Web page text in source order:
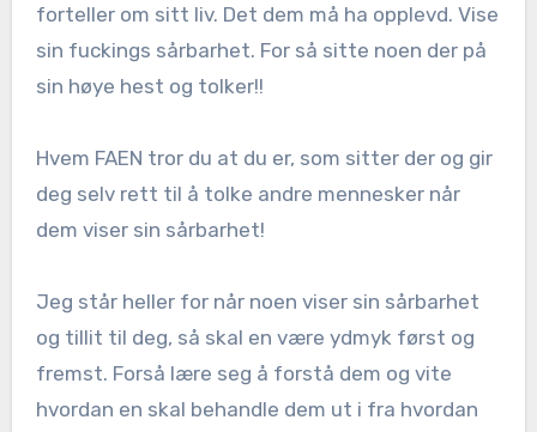
forteller om sitt liv. Det dem må ha opplevd. Vise
sin fuckings sårbarhet. For så sitte noen der på
sin høye hest og tolker!!
Hvem FAEN tror du at du er, som sitter der og gir
deg selv rett til å tolke andre mennesker når
dem viser sin sårbarhet!
Jeg står heller for når noen viser sin sårbarhet
og tillit til deg, så skal en være ydmyk først og
fremst. Forså lære seg å forstå dem og vite
hvordan en skal behandle dem ut i fra hvordan